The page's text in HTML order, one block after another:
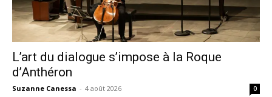
L’art du dialogue s’impose à la Roque
d’Anthéron
Suzanne Canessa - 4 août 2026 0